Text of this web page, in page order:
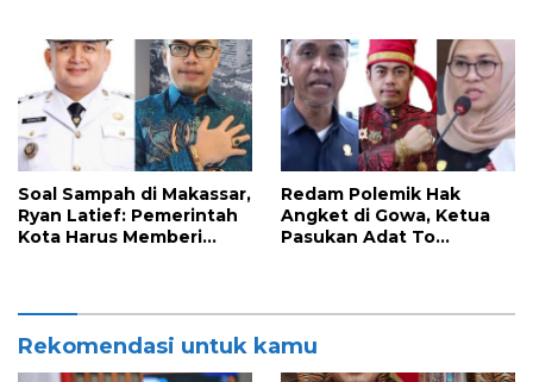
Soal Sampah di Makassar,
Ryan Latief: Pemerintah
Kota Harus Memberi
Redam Polemik Hak
Angket di Gowa, Ketua
Pasukan Adat To
Rekomendasi untuk kamu